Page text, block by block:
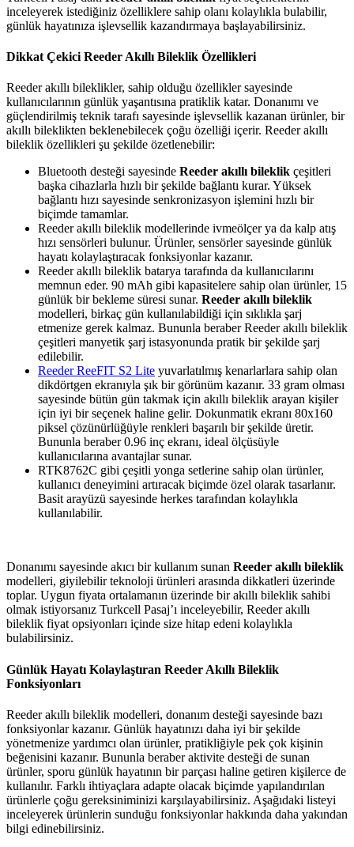
inceleyerek istediğiniz özelliklere sahip olanı kolaylıkla bulabilir,
günlük hayatınıza işlevsellik kazandırmaya başlayabilirsiniz.
Dikkat Çekici Reeder Akıllı Bileklik Özellikleri
Reeder akıllı bileklikler, sahip olduğu özellikler sayesinde
kullanıcılarının günlük yaşantısına pratiklik katar. Donanımı ve
güçlendirilmiş teknik tarafı sayesinde işlevsellik kazanan ürünler, bir
akıllı bileklikten beklenebilecek çoğu özelliği içerir. Reeder akıllı
bileklik özellikleri şu şekilde özetlenebilir:
Bluetooth desteği sayesinde Reeder akıllı bileklik çeşitleri
başka cihazlarla hızlı bir şekilde bağlantı kurar. Yüksek
bağlantı hızı sayesinde senkronizasyon işlemini hızlı bir
biçimde tamamlar.
Reeder akıllı bileklik modellerinde ivmeölçer ya da kalp atış
hızı sensörleri bulunur. Ürünler, sensörler sayesinde günlük
hayatı kolaylaştıracak fonksiyonlar kazanır.
Reeder akıllı bileklik batarya tarafında da kullanıcılarını
memnun eder. 90 mAh gibi kapasitelere sahip olan ürünler, 15
günlük bir bekleme süresi sunar. Reeder akıllı bileklik
modelleri, birkaç gün kullanılabildiği için sıklıkla şarj
etmenize gerek kalmaz. Bununla beraber Reeder akıllı bileklik
çeşitleri manyetik şarj istasyonunda pratik bir şekilde şarj
edilebilir.
Reeder ReeFIT S2 Lite yuvarlatılmış kenarlarlara sahip olan
dikdörtgen ekranıyla şık bir görünüm kazanır. 33 gram olması
sayesinde bütün gün takmak için akıllı bileklik arayan kişiler
için iyi bir seçenek haline gelir. Dokunmatik ekranı 80x160
piksel çözünürlüğüyle renkleri başarılı bir şekilde üretir.
Bununla beraber 0.96 inç ekranı, ideal ölçüsüyle
kullanıcılarına avantajlar sunar.
RTK8762C gibi çeşitli yonga setlerine sahip olan ürünler,
kullanıcı deneyimini artıracak biçimde özel olarak tasarlanır.
Basit arayüzü sayesinde herkes tarafından kolaylıkla
kullanılabilir.
Donanımı sayesinde akıcı bir kullanım sunan Reeder akıllı bileklik
modelleri, giyilebilir teknoloji ürünleri arasında dikkatleri üzerinde
toplar. Uygun fiyata ortalamanın üzerinde bir akıllı bileklik sahibi
olmak istiyorsanız Turkcell Pasaj’ı inceleyebilir, Reeder akıllı
bileklik fiyat opsiyonları içinde size hitap edeni kolaylıkla
bulabilirsiniz.
Günlük Hayatı Kolaylaştıran Reeder Akıllı Bileklik
Fonksiyonları
Reeder akıllı bileklik modelleri, donanım desteği sayesinde bazı
fonksiyonlar kazanır. Günlük hayatınızı daha iyi bir şekilde
yönetmenize yardımcı olan ürünler, pratikliğiyle pek çok kişinin
beğenisini kazanır. Bununla beraber aktivite desteği de sunan
ürünler, sporu günlük hayatının bir parçası haline getiren kişilerce de
kullanılır. Farklı ihtiyaçlara adapte olacak biçimde yapılandırılan
ürünlerle çoğu gereksiniminizi karşılayabilirsiniz. Aşağıdaki listeyi
inceleyerek ürünlerin sunduğu fonksiyonlar hakkında daha yakından
bilgi edinebilirsiniz.